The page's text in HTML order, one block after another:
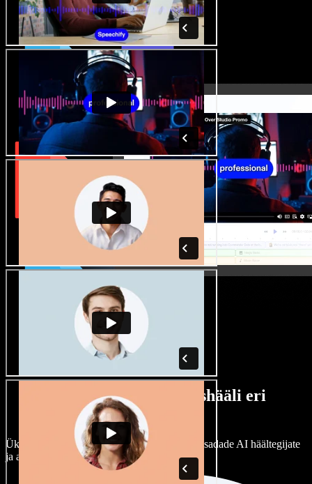
Lai valik mees- ja naishääli eri
aktsentidega
Ükski projekt ei pea kõlama ühtemoodi. Vali sadade AI häältegijate
ja aktsentide hulgast ning kohanda neid.